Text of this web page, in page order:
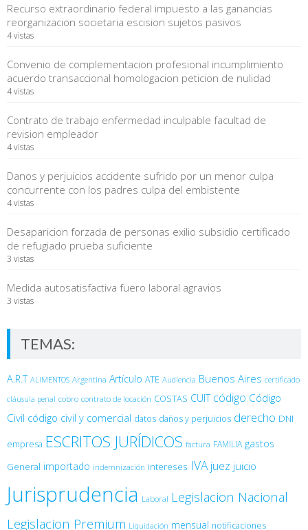
Recurso extraordinario federal impuesto a las ganancias
reorganizacion societaria escision sujetos pasivos
4 vistas
Convenio de complementacion profesional incumplimiento
acuerdo transaccional homologacion peticion de nulidad
4 vistas
Contrato de trabajo enfermedad inculpable facultad de
revision empleador
4 vistas
Danos y perjuicios accidente sufrido por un menor culpa
concurrente con los padres culpa del embistente
4 vistas
Desaparicion forzada de personas exilio subsidio certificado
de refugiado prueba suficiente
3 vistas
Medida autosatisfactiva fuero laboral agravios
3 vistas
TEMAS:
A.R.T ALIMENTOS Argentina Artículo ATE Audiencia Buenos Aires certificado
cláusula penal cobro contrato de locación COSTAS CUIT código Código
Civil código civil y comercial datos daños y perjuicios derecho DNI
empresa ESCRITOS JURÍDICOS factura FAMILIA gastos
General importado indemnización intereses IVA juez juicio
Jurisprudencia Laboral Legislacion Nacional
Legislacion Premium Liquidación mensual notificaciones